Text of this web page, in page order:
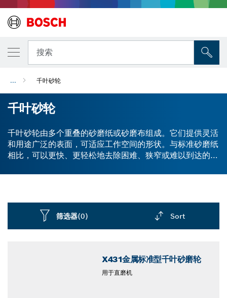
搜索
... 千叶砂轮
千叶砂轮
千叶砂轮由多个重叠的砂磨纸或砂磨布组成。它们提供灵活
和用途广泛的表面，可适应工作空间的形状。与标准砂磨纸
相比，可以更快、更轻松地去除困难、狭窄或难以到达的空
柱形柄。博世千叶砂轮适用于表面加工、边缘倒角、去毛刺
适合精加工和平滑打磨。
筛选器(0) Sort
X431金属标准型千叶砂磨轮
用于直磨机